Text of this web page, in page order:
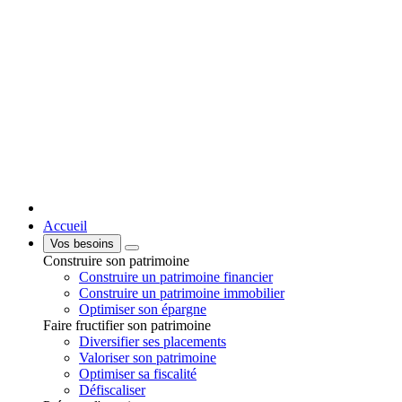
Accueil
Vos besoins
Construire son patrimoine
Construire un patrimoine financier
Construire un patrimoine immobilier
Optimiser son épargne
Faire fructifier son patrimoine
Diversifier ses placements
Valoriser son patrimoine
Optimiser sa fiscalité
Défiscaliser